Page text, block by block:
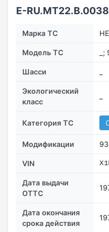
E-
Марка ТС
Модель ТС
Шасси
Экологический
класс
Категория ТС
Модификации
VIN
Дата выдачи
ОТТС
Дата окончания
срока действия